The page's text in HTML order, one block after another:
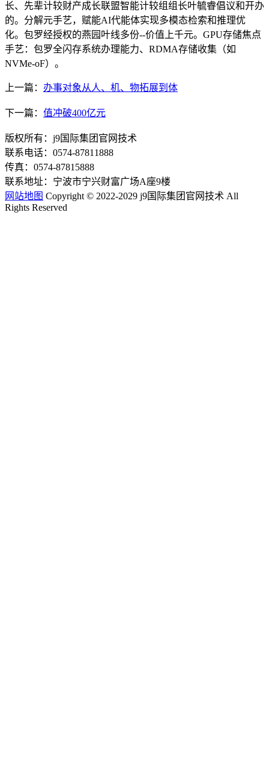
长、先辈计较财产成长联盟智能计较组组长叶毓睿倡议和开办
的。分解元手艺，赋能AI代能体实现多模态检索和推理优
化。包罗经授权的燕园叶线多份--价值上千元。GPU存储焦点
手艺：包罗全闪存系统办理能力、RDMA存储收集（如
NVMe-oF）。
上一篇： 办事对象从人、机、物拓展到体
下一篇： 值冲破400亿元
版权所有：j9国际集团官网技术
联系电话：0574-87811888
传真：0574-87815888
联系地址：宁波市宁兴财富广场A座9楼
网站地图 Copyright © 2022-2029 j9国际集团官网技术 All
Rights Reserved